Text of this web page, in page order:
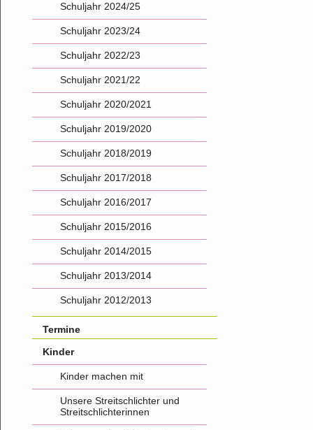
Schuljahr 2024/25
Schuljahr 2023/24
Schuljahr 2022/23
Schuljahr 2021/22
Schuljahr 2020/2021
Schuljahr 2019/2020
Schuljahr 2018/2019
Schuljahr 2017/2018
Schuljahr 2016/2017
Schuljahr 2015/2016
Schuljahr 2014/2015
Schuljahr 2013/2014
Schuljahr 2012/2013
Termine
Kinder
Kinder machen mit
Unsere Streitschlichter und
Streitschlichterinnen